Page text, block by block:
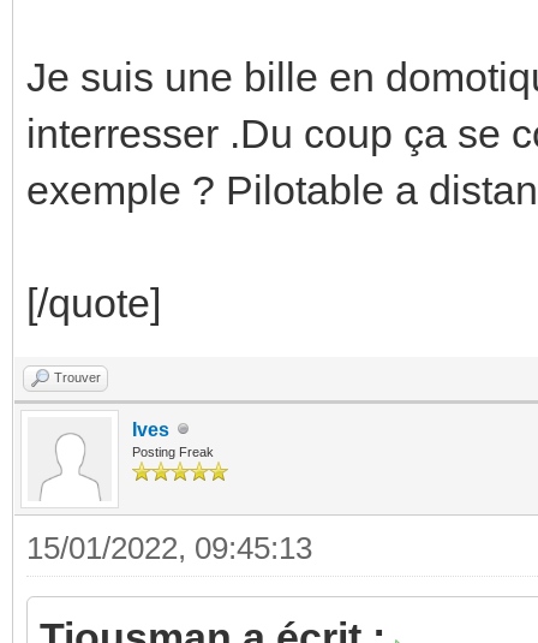
Je suis une bille en
interresser .Du coup ça se
exemple ? Pilotable a
[/quote]
Trouver
Ives
Posting Freak
15/01/2022, 09:45:13